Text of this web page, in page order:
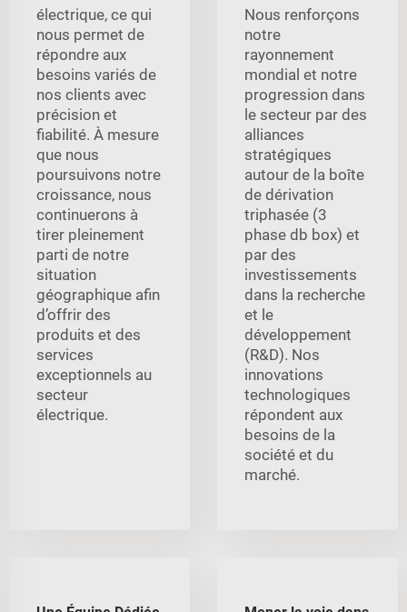
électrique, ce qui
nous permet de
répondre aux
besoins variés de
nos clients avec
précision et
fiabilité. À mesure
que nous
poursuivons notre
croissance, nous
continuerons à
tirer pleinement
parti de notre
situation
géographique afin
d’offrir des
produits et des
services
exceptionnels au
secteur
électrique.
Nous renforçons
notre
rayonnement
mondial et notre
progression dans
le secteur par des
alliances
stratégiques
autour de la boîte
de dérivation
triphasée (3
phase db box) et
par des
investissements
dans la recherche
et le
développement
(R&D). Nos
innovations
technologiques
répondent aux
besoins de la
société et du
marché.